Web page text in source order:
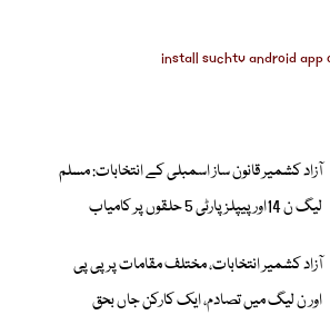
آزاد کشمیر قانون ساز اسمبلی کے انتخابات: مسلم
ليگ ن 14اور پیپلزپارٹی 5 حلقوں پر کامیاب
آزاد کشمیر انتخابات، مختلف مقامات پر پی پی
اور ن لیگ میں تصادم، ایک کارکن جاں بحق